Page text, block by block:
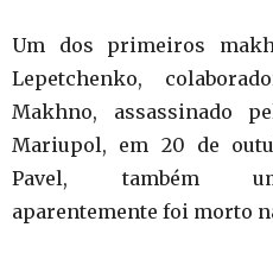
Um dos primeiros
Lepetchenko,
Makhno, assassinado
Mariupol, em 20 de
Pavel, também um
aparentemente foi morto